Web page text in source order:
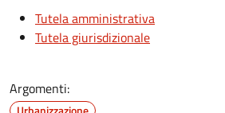
Tutela amministrativa
Tutela giurisdizionale
Argomenti: